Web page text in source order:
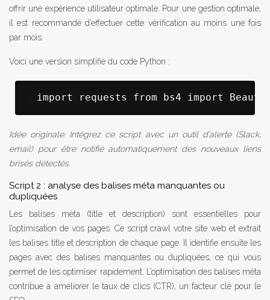
offrir une expérience utilisateur optimale. Pour une gestion optimale,
il est recommandé d’effectuer cette vérification au moins une fois
par mois.
Voici une version simplifié du code Python :
import requests from bs4 import
Idée originale: Intégrez ce script avec un outil d’alerte (Slack,
email) pour être notifié automatiquement des nouveaux liens
brisés détectés.
Script 2 : analyse des balises méta manquantes ou
dupliquées
Les balises méta (title et description) sont essentielles pour
l’optimisation de vos pages. Ce script crawl votre site web et extrait
les balises title et description de chaque page. Il identifie ensuite les
pages avec des balises manquantes ou dupliquées, ce qui vous
permet de les optimiser rapidement. L’optimisation des balises méta
contribue à améliorer le taux de clics (CTR), un facteur clé pour le